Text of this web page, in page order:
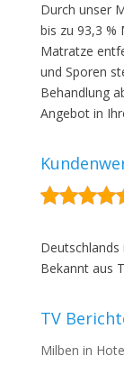
Durch unser
bis zu 93,3 %
Matratze
und Sporen
Behandlung
Angebot in
Bekannt aus
TV
Milben in